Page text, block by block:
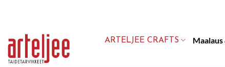
content
ARTELJEE CRAFTS